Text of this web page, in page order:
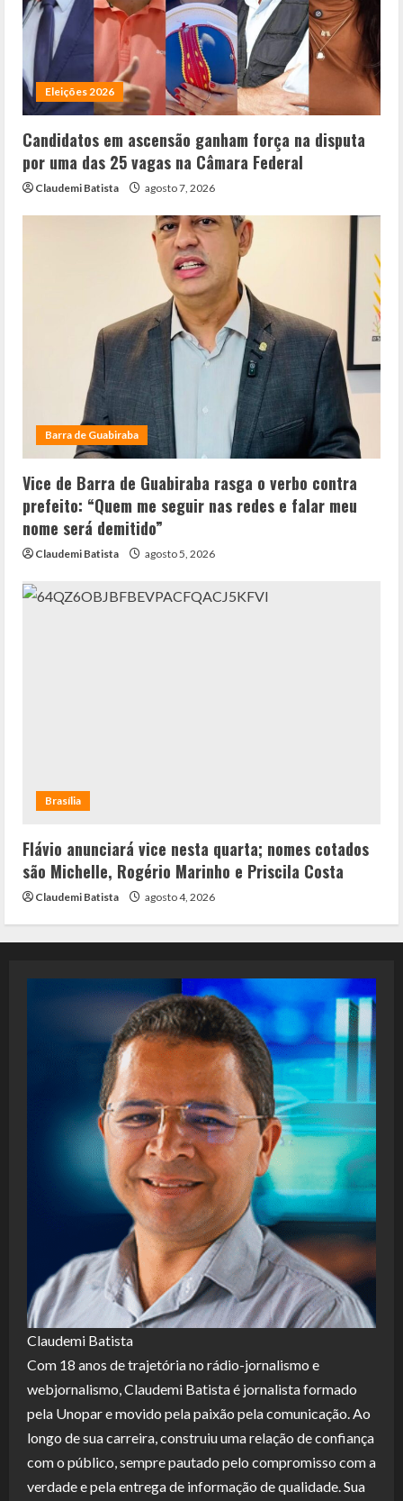
Eleições 2026
Candidatos em ascensão ganham força na disputa
por uma das 25 vagas na Câmara Federal
Claudemi Batista agosto 7, 2026
Barra de Guabiraba
Vice de Barra de Guabiraba rasga o verbo contra
prefeito: “Quem me seguir nas redes e falar meu
nome será demitido”
Claudemi Batista agosto 5, 2026
Brasília
Flávio anunciará vice nesta quarta; nomes cotados
são Michelle, Rogério Marinho e Priscila Costa
Claudemi Batista agosto 4, 2026
Claudemi Batista
Com 18 anos de trajetória no rádio-jornalismo e
webjornalismo, Claudemi Batista é jornalista formado
pela Unopar e movido pela paixão pela comunicação. Ao
longo de sua carreira, construiu uma relação de confiança
com o público, sempre pautado pelo compromisso com a
verdade e pela entrega de informação de qualidade. Sua